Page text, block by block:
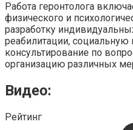
Работа геронтолога
физического и
разработку
реабилитации,
консультирование по
организацию различных
Видео:
Рейтинг